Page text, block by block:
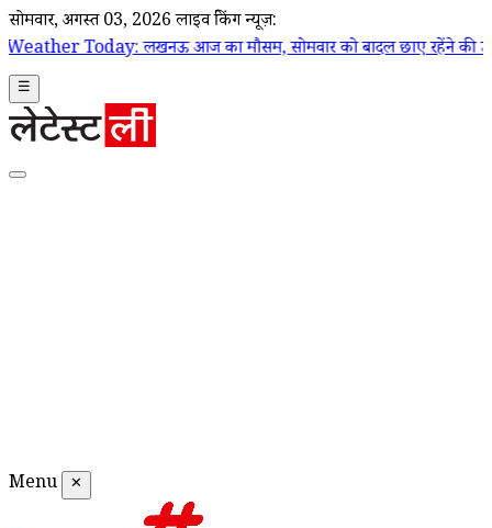
सोमवार, अगस्त 03, 2026 लाइव ब्रेकिंग न्यूज़:
आज का मौसम, सोमवार को बादल छाए रहेंने की उम्मीद, दोपहर में
☰
Menu ✕